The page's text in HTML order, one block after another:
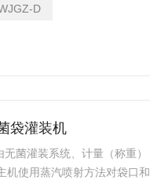
D
袋灌装机
菌灌装系统、计量（称重）
机使用蒸汽喷射方法对袋口和